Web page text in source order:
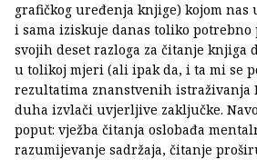
grafičkog uređenja knjige) kojom
i sama iziskuje danas toliko potrebno
svojih deset razloga za čitanje knjiga
u tolikoj mjeri (ali ipak da, i ta mi se
rezultatima znanstvenih istraživanja
duha izvlači uvjerljive zaključke.
poput: vježba čitanja oslobađa
razumijevanje sadržaja, čitanje